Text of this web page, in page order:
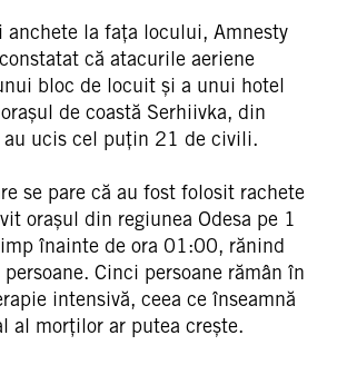
anchete la fața locului, Amnesty
că atacurile aeriene
bloc de locuit și a unui hotel
de coastă Serhiivka, din
ucis cel puțin 21 de civili.
se pare că au fost folosit rachete
orașul din regiunea Odesa pe 1
înainte de ora 01:00, rănind
Cinci persoane rămân în
intensivă, ceea ce înseamnă
al morților ar putea crește.